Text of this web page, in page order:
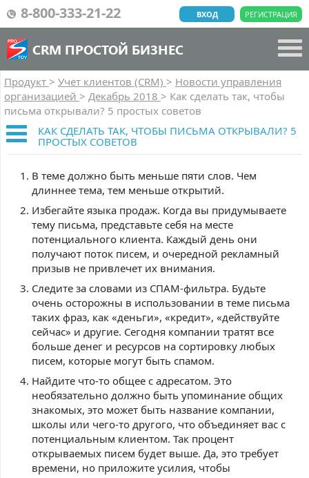
8-800-333-21-22 РЕГИСТРАЦИЯ
ВХОД
CRM ПРОСТОЙ БИЗНЕС
Продукт > Учет клиентов (CRM) > Новости управления
организацией > Декабрь 2018 > Как сделать так, чтобы
письма открывали? 5 простых советов
КАК СДЕЛАТЬ ТАК, ЧТОБЫ ПИСЬМА ОТКРЫВАЛИ? 5
ПРОСТЫХ СОВЕТОВ
В теме должно быть меньше пяти слов. Чем
длиннее тема, тем меньше открытий.
Избегайте языка продаж. Когда вы придумываете
тему письма, представьте себя на месте
потенциального клиента. Каждый день они
получают поток писем, и очередной рекламный
призыв не привлечет их внимания.
Следите за словами из СПАМ-фильтра. Будьте
очень осторожны в использовании в теме письма
таких фраз, как «деньги», «кредит», «действуйте
сейчас» и другие. Сегодня компании тратят все
больше денег и ресурсов на сортировку любых
писем, которые могут быть спамом.
Найдите что-то общее с адресатом. Это
необязательно должно быть упоминание общих
знакомых, это может быть название компании,
школы или чего-то другого, что объединяет вас с
потенциальным клиентом. Так процент
открываемых писем будет выше. Да, это требует
времени, но приложите усилия, чтобы